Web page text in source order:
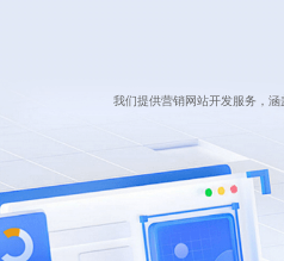
我们提供营销网站开发服务，